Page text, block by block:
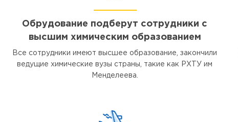
Обрудование подберут сотрудники с
высшим химическим образованием
Все сотрудники имеют высшее образование, закончили
ведущие химические вузы страны, такие как РХТУ им
Менделеева.